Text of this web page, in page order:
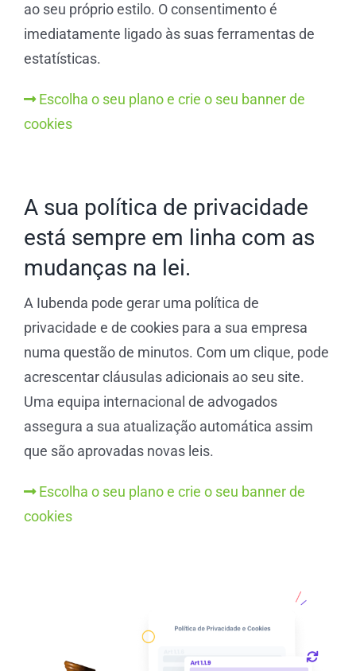
ao seu próprio estilo. O consentimento é
imediatamente ligado às suas ferramentas de
estatísticas.
Escolha o seu plano e crie o seu banner de
cookies
A sua política de privacidade
está sempre em linha com as
mudanças na lei.
A Iubenda pode gerar uma política de
privacidade e de cookies para a sua empresa
numa questão de minutos. Com um clique, pode
acrescentar cláusulas adicionais ao seu site.
Uma equipa internacional de advogados
assegura a sua atualização automática assim
que são aprovadas novas leis.
Escolha o seu plano e crie o seu banner de
cookies